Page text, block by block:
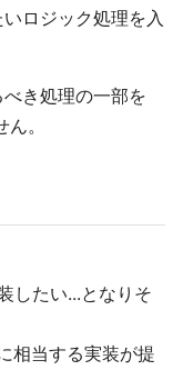
ロジック処理を入
き処理の一部を
。
したい...となりそ
相当する実装が提